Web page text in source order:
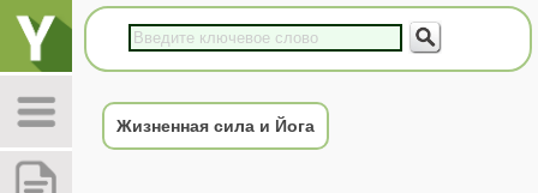
Жизненная сила и Йога